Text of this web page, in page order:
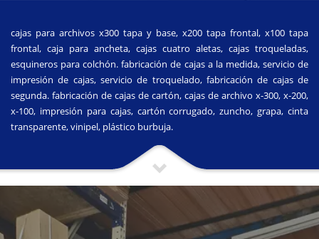
cajas para archivos x300 tapa y base, x200 tapa frontal, x100 tapa
frontal, caja para ancheta, cajas cuatro aletas, cajas troqueladas,
esquineros para colchón. fabricación de cajas a la medida, servicio de
impresión de cajas, servicio de troquelado, fabricación de cajas de
segunda. fabricación de cajas de cartón, cajas de archivo x-300, x-200,
x-100, impresión para cajas, cartón corrugado, zuncho, grapa, cinta
transparente, vinipel, plástico burbuja.